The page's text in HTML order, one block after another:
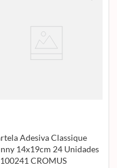
Adesiva Classique
14x19cm 24 Unidades
CROMUS